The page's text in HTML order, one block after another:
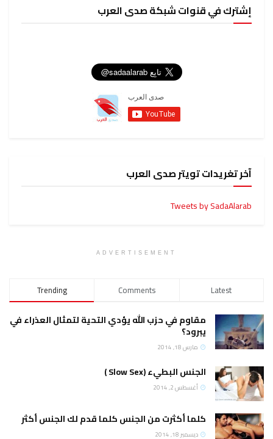
إشترك في قنوات شبكة صدى العرب
آخر تغريدات تويتر صدى العرب
Tweets by SadaAlarab
ADVERTISEMENT
Trending Comments Latest
مقاوم في حزب الله يؤدي التحية لتمثال العذراء في
يبرود؟
مارس 18, 2014
الجنس البطيء (Slow Sex )
أغسطس 2, 2014
كلما أكثرت من الجنس كلما قدم لك الجنس أكثر
ديسمبر 18, 2014